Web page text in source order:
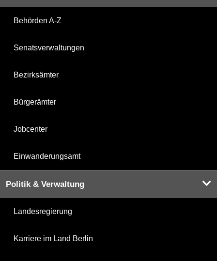
Behörden A-Z
Senatsverwaltungen
Bezirksämter
Bürgerämter
Jobcenter
Einwanderungsamt
Politik & Verwaltung
Landesregierung
Karriere im Land Berlin